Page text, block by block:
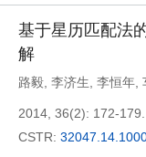
基于星历匹配法
解
路毅 李济生 李恒年
2014, 36(2): 172-179.
CSTR: